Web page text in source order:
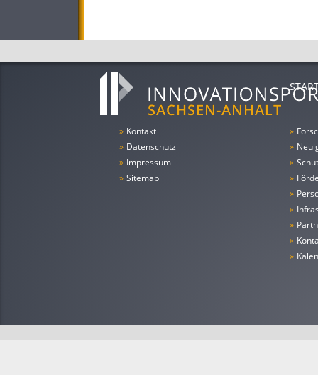
» Kontakt
» Datenschutz
» Impressum
» Sitemap
»
»
»
»
»
»
»
»
»